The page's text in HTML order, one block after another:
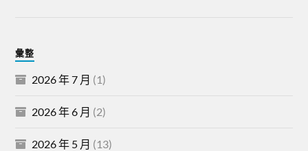
彙整
2026 年 7 月 (1)
2026 年 6 月 (2)
2026 年 5 月 (13)